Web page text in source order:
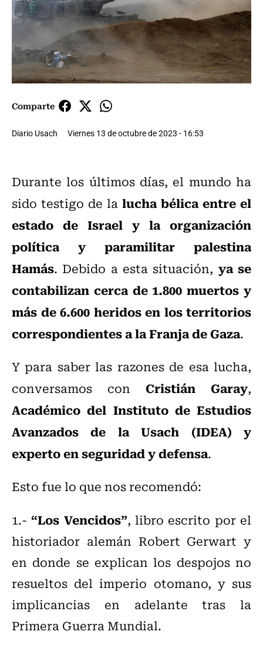
Comparte
Diario Usach Viernes 13 de octubre de 2023 - 16:53
Durante los últimos días, el mundo ha
sido testigo de la lucha bélica entre el
estado de Israel y la organización
política y paramilitar palestina
Hamás. Debido a esta situación, ya se
contabilizan cerca de 1.800 muertos y
más de 6.600 heridos en los territorios
correspondientes a la Franja de Gaza.
Y para saber las razones de esa lucha,
conversamos con Cristián Garay,
Académico del Instituto de Estudios
Avanzados de la Usach (IDEA) y
experto en seguridad y defensa.
Esto fue lo que nos recomendó:
1.-“Los Vencidos”, libro escrito por el
historiador alemán Robert Gerwart y
en donde se explican los despojos no
resueltos del imperio otomano, y sus
implicancias en adelante tras la
Primera Guerra Mundial.